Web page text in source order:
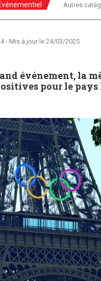
Autres
- Mis à jour le 24/03/2025
événement, la
pour le